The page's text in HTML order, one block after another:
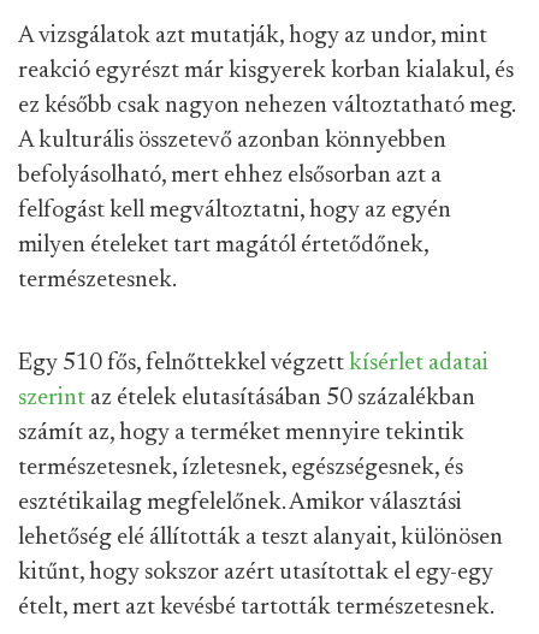
A vizsgálatok azt mutatják, hogy az undor, mint
reakció egyrészt már kisgyerek korban kialakul, és
ez később csak nagyon nehezen változtatható meg.
A kulturális összetevő azonban könnyebben
befolyásolható, mert ehhez elsősorban azt a
felfogást kell megváltoztatni, hogy az egyén
milyen ételeket tart magától értetődőnek,
természetesnek.
Egy 510 fős, felnőttekkel végzett kísérlet adatai
szerint az ételek elutasításában 50 százalékban
számít az, hogy a terméket mennyire tekintik
természetesnek, ízletesnek, egészségesnek, és
esztétikailag megfelelőnek. Amikor választási
lehetőség elé állították a teszt alanyait, különösen
kitűnt, hogy sokszor azért utasítottak el egy-egy
ételt, mert azt kevésbé tartották természetesnek.